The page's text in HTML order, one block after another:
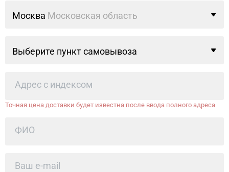
Москва Московская область
Выберите пункт самовывоза
Точная цена доставки будет известна после ввода полного адреса